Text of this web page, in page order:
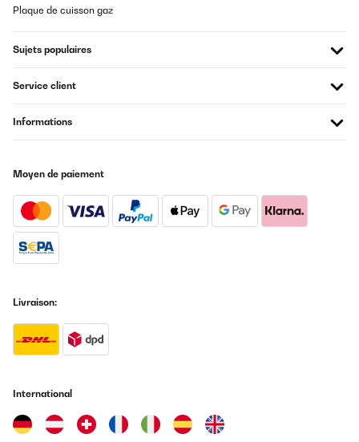
Plaque de cuisson gaz
Sujets populaires
Service client
Informations
Moyen de paiement
Livraison:
International